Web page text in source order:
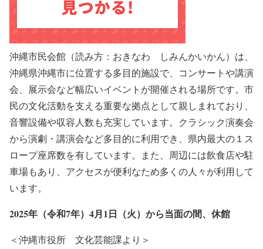
沖縄市民会館（読み方：おきなわ しみんかいかん）は、
沖縄県沖縄市に位置する多目的施設で、コンサートや講演
会、展示会など幅広いイベントが開催される場所です。市
民の文化活動を支える重要な拠点として親しまれており、
音響設備や収容人数も充実しています。クラシック演奏会
から演劇・講演会など多目的に利用でき、県内最大の１ス
ロープ座席数を有しています。また、周辺には飲食店や駐
車場もあり、アクセスが便利なため多くの人々が利用して
います。
2025年（令和7年）4月1日（火）から当面の間、休館
＜沖縄市役所 文化芸能課より＞